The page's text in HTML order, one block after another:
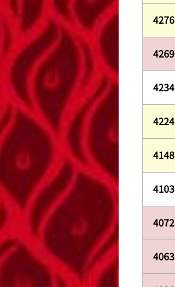
4276
4269
4234
4224
4148
4103
4072
4063